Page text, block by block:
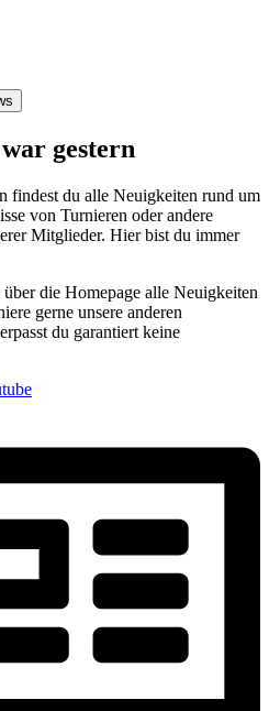
gestern
findest du alle Neuigkeiten rund um
von Turnieren oder andere
Mitglieder. Hier bist du immer
die Homepage alle Neuigkeiten
gerne unsere anderen
du garantiert keine